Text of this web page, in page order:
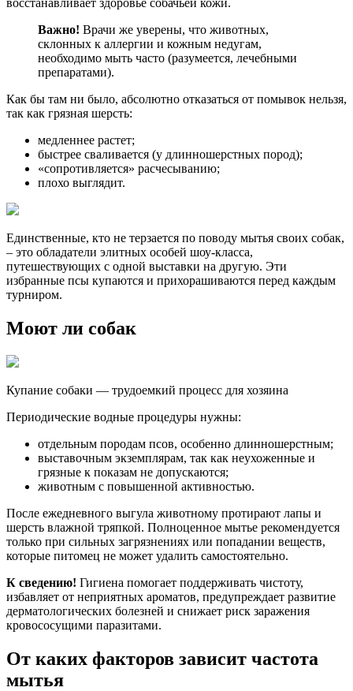
восстанавливает здоровье собачьей кожи.
Важно! Врачи же уверены, что животных,
склонных к аллергии и кожным недугам,
необходимо мыть часто (разумеется, лечебными
препаратами).
Как бы там ни было, абсолютно отказаться от помывок нельзя,
так как грязная шерсть:
медленнее растет;
быстрее сваливается (у длинношерстных пород);
«сопротивляется» расчесыванию;
плохо выглядит.
Единственные, кто не терзается по поводу мытья своих собак,
– это обладатели элитных особей шоу-класса,
путешествующих с одной выставки на другую. Эти
избранные псы купаются и прихорашиваются перед каждым
турниром.
Моют ли собак
Купание собаки — трудоемкий процесс для хозяина
Периодические водные процедуры нужны:
отдельным породам псов, особенно длинношерстным;
выставочным экземплярам, так как неухоженные и
грязные к показам не допускаются;
животным с повышенной активностью.
После ежедневного выгула животному протирают лапы и
шерсть влажной тряпкой. Полноценное мытье рекомендуется
только при сильных загрязнениях или попадании веществ,
которые питомец не может удалить самостоятельно.
К сведению! Гигиена помогает поддерживать чистоту,
избавляет от неприятных ароматов, предупреждает развитие
дерматологических болезней и снижает риск заражения
кровососущими паразитами.
От каких факторов зависит частота
мытья